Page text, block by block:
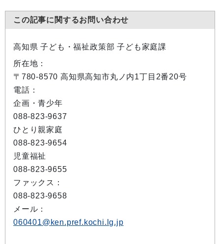
この記事に関するお問い合わせ
高知県 子ども・福祉政策部 子ども家庭課
所在地：
〒780-8570 高知県高知市丸ノ内1丁目2番20号
電話：
企画・青少年
088-823-9637
ひとり親家庭
088-823-9654
児童福祉
088-823-9655
ファックス：
088-823-9658
メール：
060401@ken.pref.kochi.lg.jp